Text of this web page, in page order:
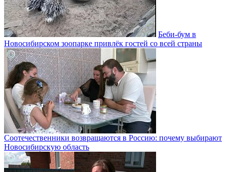
Беби-бум в
Новосибирском зоопарке привлёк гостей со всей страны
Соотечественники возвращаются в Россию: почему выбирают
Новосибирскую область